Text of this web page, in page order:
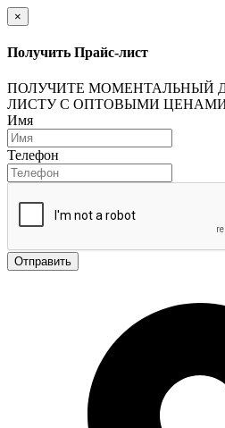
×
Получить Прайс-лист
ПОЛУЧИТЕ МОМЕНТАЛЬНЫЙ
ЛИСТУ С ОПТОВЫМИ
Имя
Телефон
Отправить